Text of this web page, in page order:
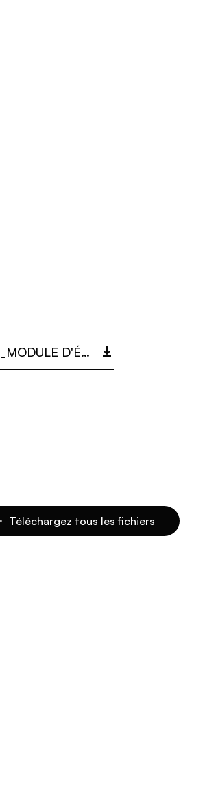
40002-3000_MODULE D'ÉCLAIRAGE Ø 80 CM LUNAOP.PDF
Téléchargez tous les fichiers